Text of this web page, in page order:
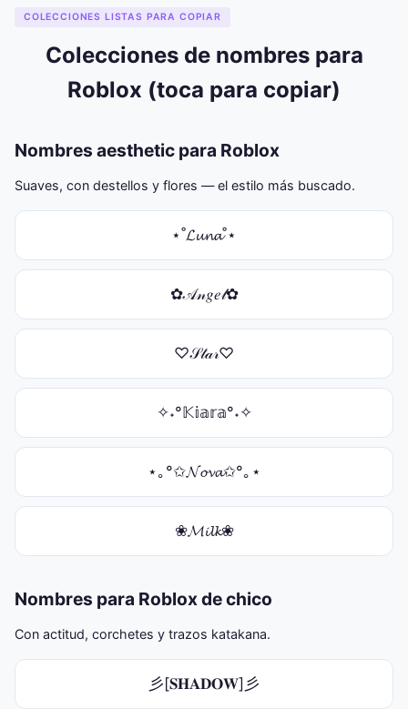
COLECCIONES LISTAS PARA COPIAR
Colecciones de nombres para
Roblox (toca para copiar)
Nombres aesthetic para Roblox
Suaves, con destellos y flores — el estilo más buscado.
⋆˚𝓛𝓾𝓷𝓪˚⋆
✿𝒜𝓃𝑔𝑒𝓁✿
♡𝒮𝓉𝒶𝓇♡
✧˖°𝕂𝕚𝕒𝕣𝕒°˖✧
⋆｡°✩𝓝𝓸𝓿𝓪✩°｡⋆
❀𝓜𝓲𝓵𝓴❀
Nombres para Roblox de chico
Con actitud, corchetes y trazos katakana.
彡[𝐒𝐇𝐀𝐃𝐎𝐖]彡